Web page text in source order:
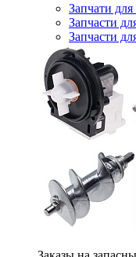
Запчати
Запчасти
Запчасти